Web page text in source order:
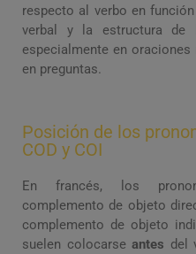
respecto al verbo en
verbal y la estructura de
especialmente en oraciones
en preguntas.
Posición de los
COD y COI
En francés, los
complemento de objeto
complemento de objeto
suelen colocarseantes del